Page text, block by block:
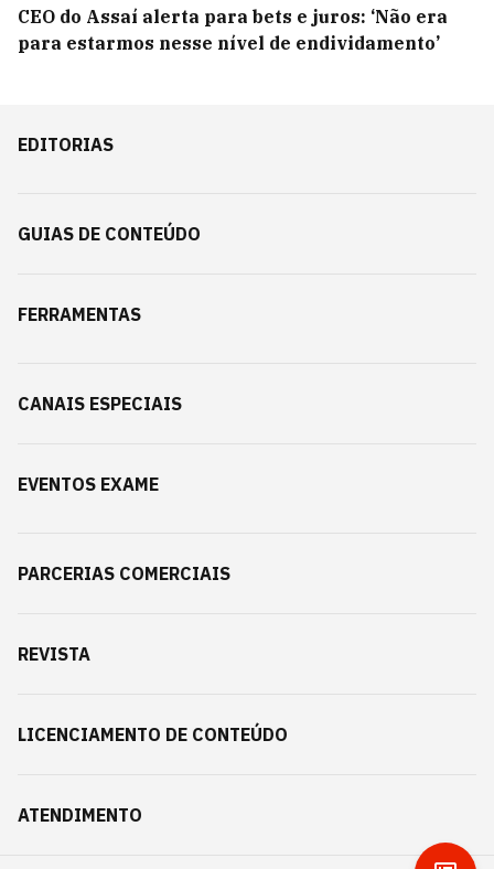
CEO do Assaí alerta para bets e juros: ‘Não era
para estarmos nesse nível de endividamento’
EDITORIAS
GUIAS DE CONTEÚDO
FERRAMENTAS
CANAIS ESPECIAIS
EVENTOS EXAME
PARCERIAS COMERCIAIS
REVISTA
LICENCIAMENTO DE CONTEÚDO
ATENDIMENTO